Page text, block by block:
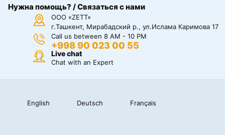
Нужна помощь? / Связаться с нами
ООО «ZETT»
г.Ташкент, Мирабадский р., ул.Ислама Каримова 17
Call us between 8 AM - 10 PM
+998 90 023 00 55
Live chat
Chat with an Expert
English Deutsch Français